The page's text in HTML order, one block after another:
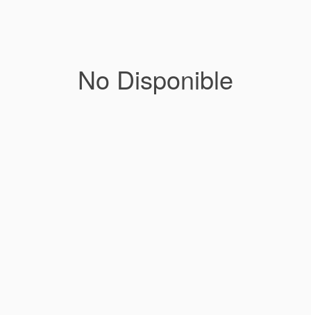
No Disponible